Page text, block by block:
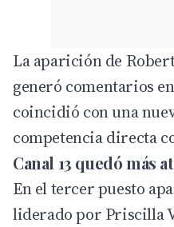
La aparición de
generó comentarios
coincidió con una
competencia directa
Canal 13 quedó más
En el tercer puesto
liderado por Priscilla